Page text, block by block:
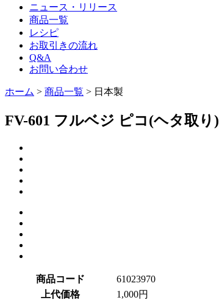
ニュース・リリース
商品一覧
レシピ
お取引きの流れ
Q&A
お問い合わせ
ホーム > 商品一覧 > 日本製
FV-601 フルベジ ピコ(ヘタ取り)
商品コード
61023970
上代価格
1,000円